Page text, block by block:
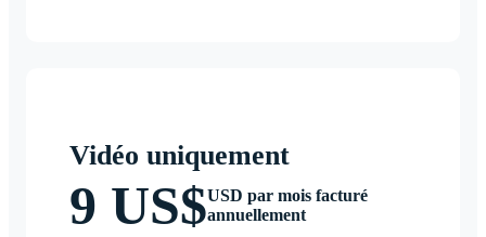
Vidéo uniquement
9 US$USD par mois facturé
annuellement